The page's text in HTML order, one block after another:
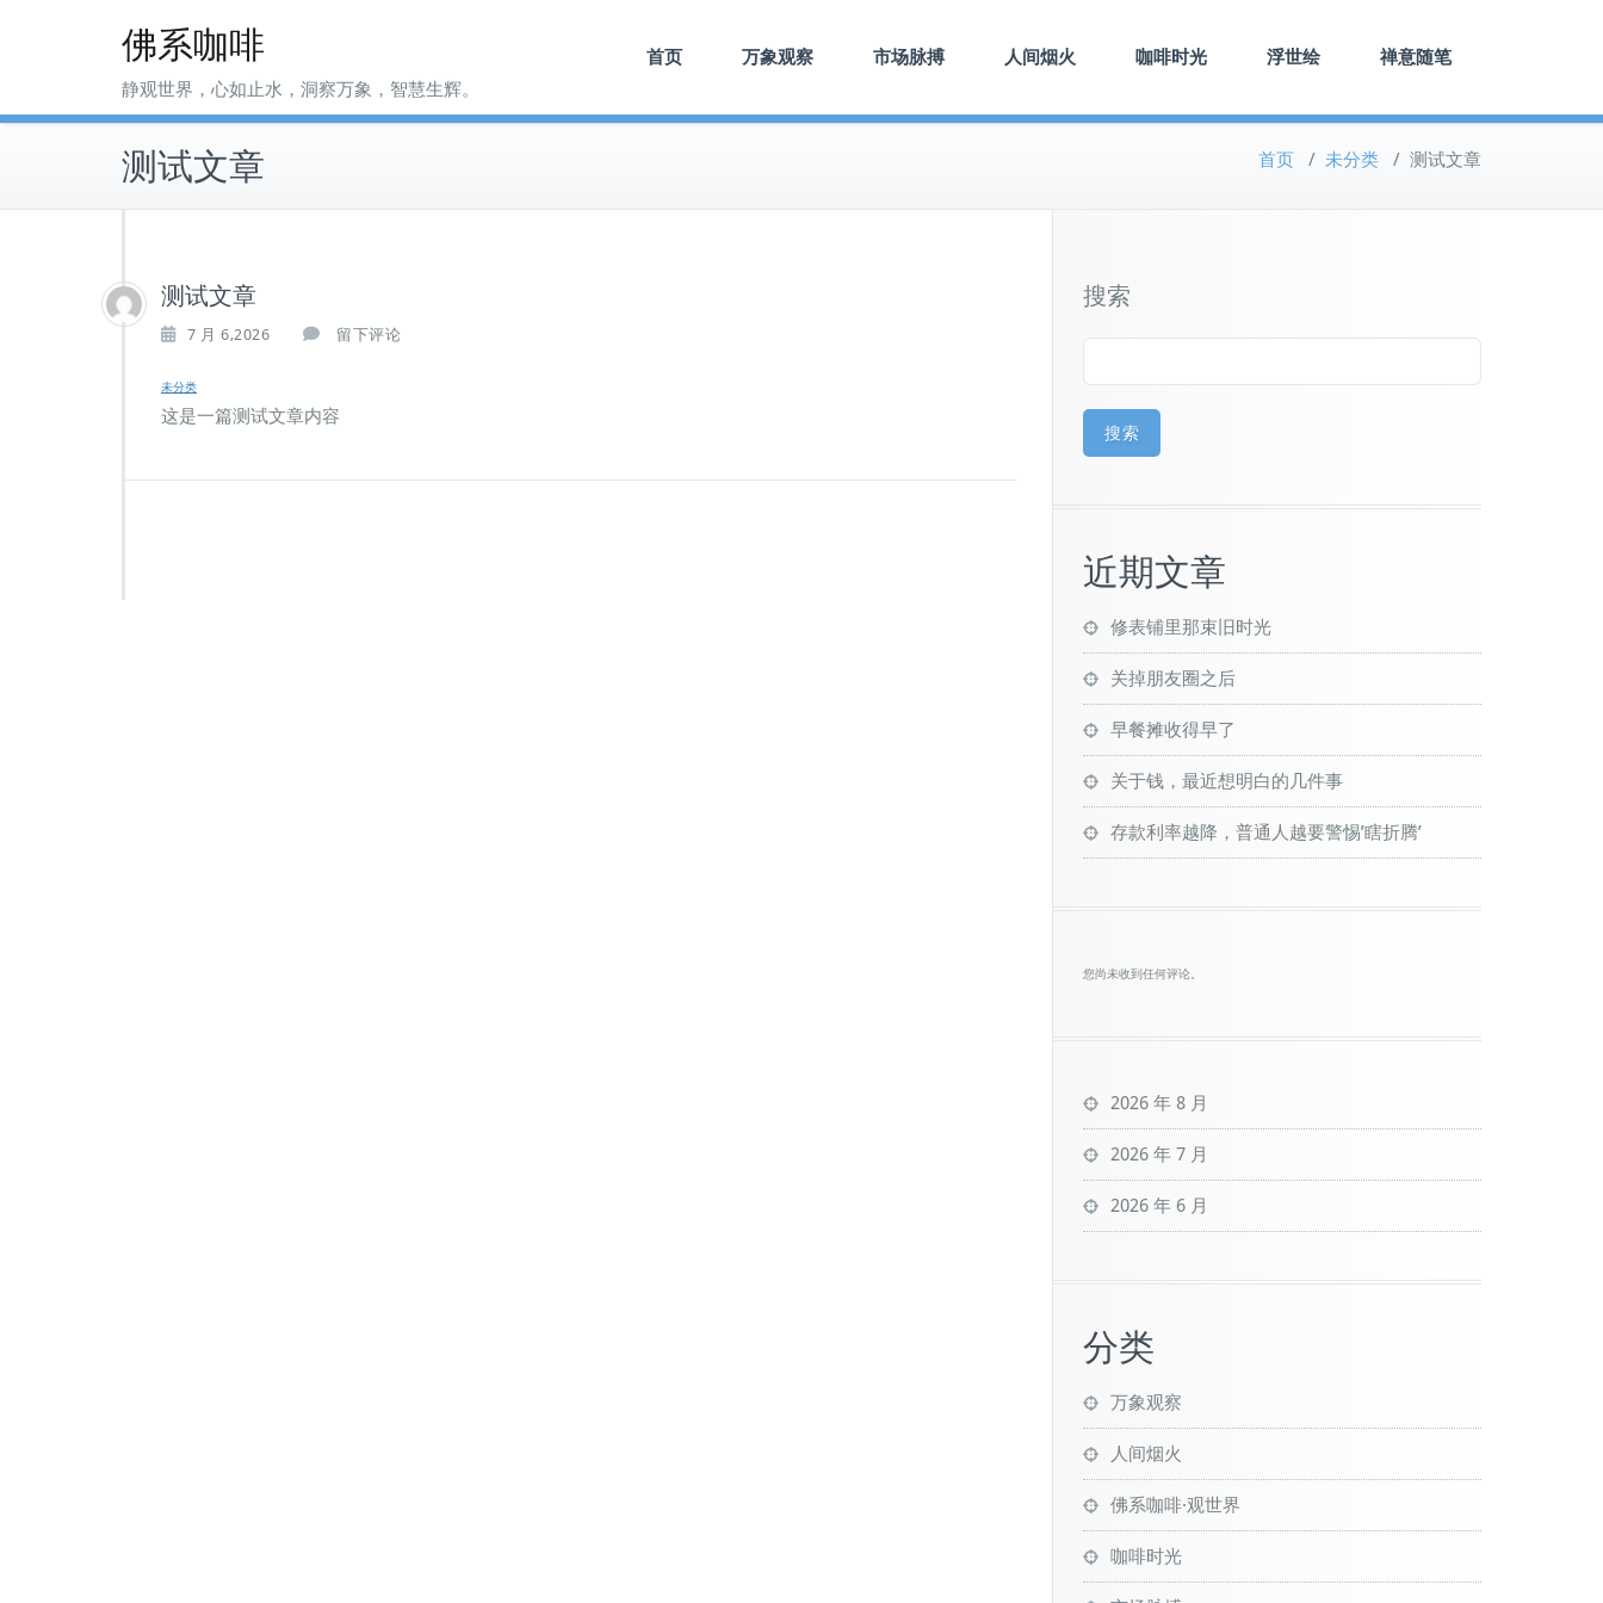
佛系咖啡
静观世界，心如止水，洞察万象，智慧生辉。
首页 万象观察 市场脉搏 人间烟火 咖啡时光 浮世绘 禅意随笔
测试文章 首页 / 未分类 / 测试文章
测试文章
7 月 6,2026 留下评论
未分类
这是一篇测试文章内容
搜索
搜索
近期文章
修表铺里那束旧时光
关掉朋友圈之后
早餐摊收得早了
关于钱，最近想明白的几件事
存款利率越降，普通人越要警惕’瞎折腾’
您尚未收到任何评论。
2026 年 8 月
2026 年 7 月
2026 年 6 月
分类
万象观察
人间烟火
佛系咖啡·观世界
咖啡时光